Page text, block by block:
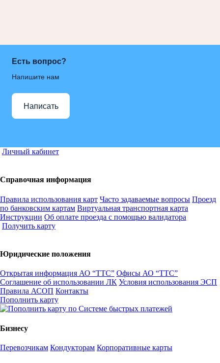
Есть вопрос?
Напишите нам
Написать
Личный кабинет
Справочная информация
Правила использования карт Часто задаваемые вопросы Проезд
по банковским картам Виртуальная транспортная карта
Инструкции Об оплате проезда с помощью валидатора
Получить карту
Юридические положения
Открытая информация АО “ТТС” Офисы АО “ТТС”
Соглашение об использовании ЛК Условия использования ЭСП
Правила АСОП Контакты
Пополнить карту
Бизнесу
Перевозчикам Кондукторам Корпоративные карты